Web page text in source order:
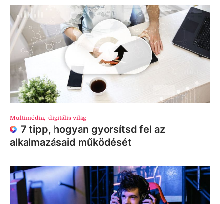
Multimédia, digitális világ
7 tipp, hogyan gyorsítsd fel az
alkalmazásaid működését